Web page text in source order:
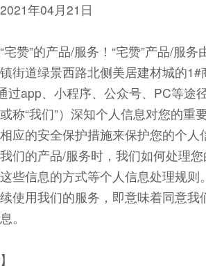
年04月21日
宅赞”的产品/服务！“宅赞”产品/服
街道绿景西路北侧美居建材城的
过app、小程序、公众号、PC等途
称“我们”）深知个人信息对您的
应的安全保护措施来保护您的个
们的产品/服务时，我们如何处理
些信息的方式等个人信息处理规则
使用我们的服务，即意味着同意
。